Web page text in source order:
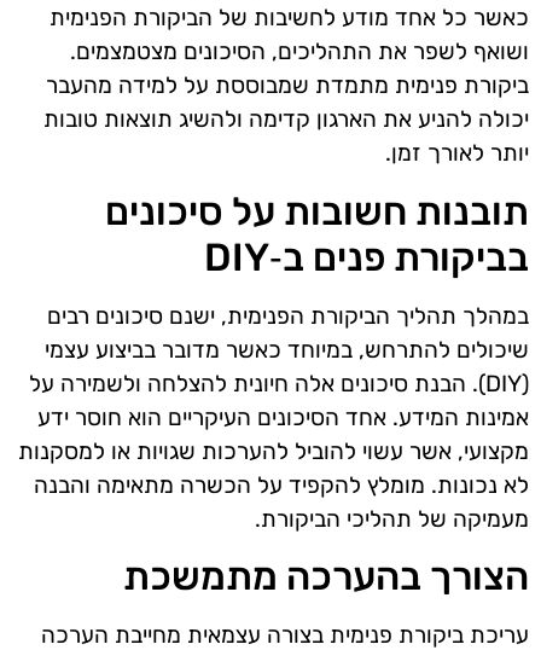
כאשר כל אחד מודע לחשיבות של הביקורת הפנימית
ושואף לשפר את התהליכים, הסיכונים מצטמצמים.
ביקורת פנימית מתמדת שמבוססת על למידה מהעבר
יכולה להניע את הארגון קדימה ולהשיג תוצאות טובות
יותר לאורך זמן.
תובנות חשובות על סיכונים
בביקורת פנים ב‑DIY
במהלך תהליך הביקורת הפנימית, ישנם סיכונים רבים
שיכולים להתרחש, במיוחד כאשר מדובר בביצוע עצמי
(DIY). הבנת סיכונים אלה חיונית להצלחה ולשמירה על
אמינות המידע. אחד הסיכונים העיקריים הוא חוסר ידע
מקצועי, אשר עשוי להוביל להערכות שגויות או למסקנות
לא נכונות. מומלץ להקפיד על הכשרה מתאימה והבנה
מעמיקה של תהליכי הביקורת.
הצורך בהערכה מתמשכת
עריכת ביקורת פנימית בצורה עצמאית מחייבת הערכה